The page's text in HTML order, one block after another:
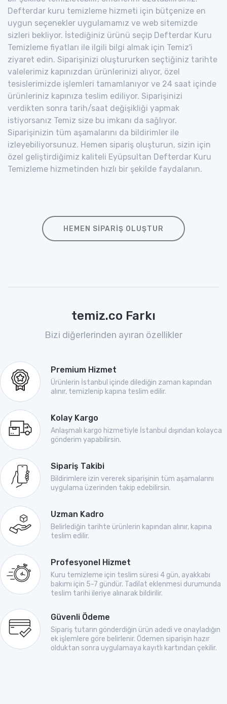
Defterdar kuru temizleme hizmeti için bütçenize en
uygun seçenekler uygulamamız ve web sitemizde
sizleri bekliyor. İstediğiniz ürünü seçip Defterdar Kuru
Temizleme fiyatları ile ilgili bilgi almak için Temiz'i
ziyaret edin. Siparişinizi oluştururken seçtiğiniz tarihte
valelerimiz kapınızdan ürünlerinizi alıyor, özel
tesislerimizde işlemleri tamamlanıyor ve 24 saat içinde
ürünleriniz kapınıza teslim ediliyor. Siparişinizi
verdikten sonra tarih/saat değişikliği yapmak
istiyorsanız Temiz size bu imkanı da sağlıyor.
Siparişinizin tüm aşamalarını da bildirimler ile
izleyebiliyorsunuz. Hemen sipariş oluşturun, sizin için
özel geliştirdiğimiz kaliteli Eyüpsultan Defterdar Kuru
Temizleme hizmetinden hızlı bir şekilde faydalanın.
HEMEN SIPARIŞ OLUŞTUR
temiz.co Farkı
Bizi diğerlerinden ayıran özellikler
Premium Hizmet
Ürünlerin İstanbul içinde dilediğin zaman kapından
alınır, temizlenip kapına teslim edilir.
Kolay Kargo
Anlaşmalı kargo hizmetiyle İstanbul dışından kolayca
gönderim yapabilirsin.
Sipariş Takibi
Bildirimlere izin vererek siparişinin tüm aşamalarını
uygulama üzerinden takip edebilirsin.
Uzman Kadro
Belirlediğin tarihte ürünlerin kapından alınır, kapına
teslim edilir.
Profesyonel Hizmet
Kuru temizleme için teslim süresi 4 gün, ayakkabı
bakımı için 5-7 gündür. Tadilat eklenmesi durumunda
teslim tarihi ileriye alınarak bildirilir.
Güvenli Ödeme
Sipariş tutarın gönderdiğin ürün adedi ve onayladığın
ek işlemlere göre belirlenir. Ödemen siparişin hazır
olduktan sonra uygulamaya kayıtlı kartından çekilir.